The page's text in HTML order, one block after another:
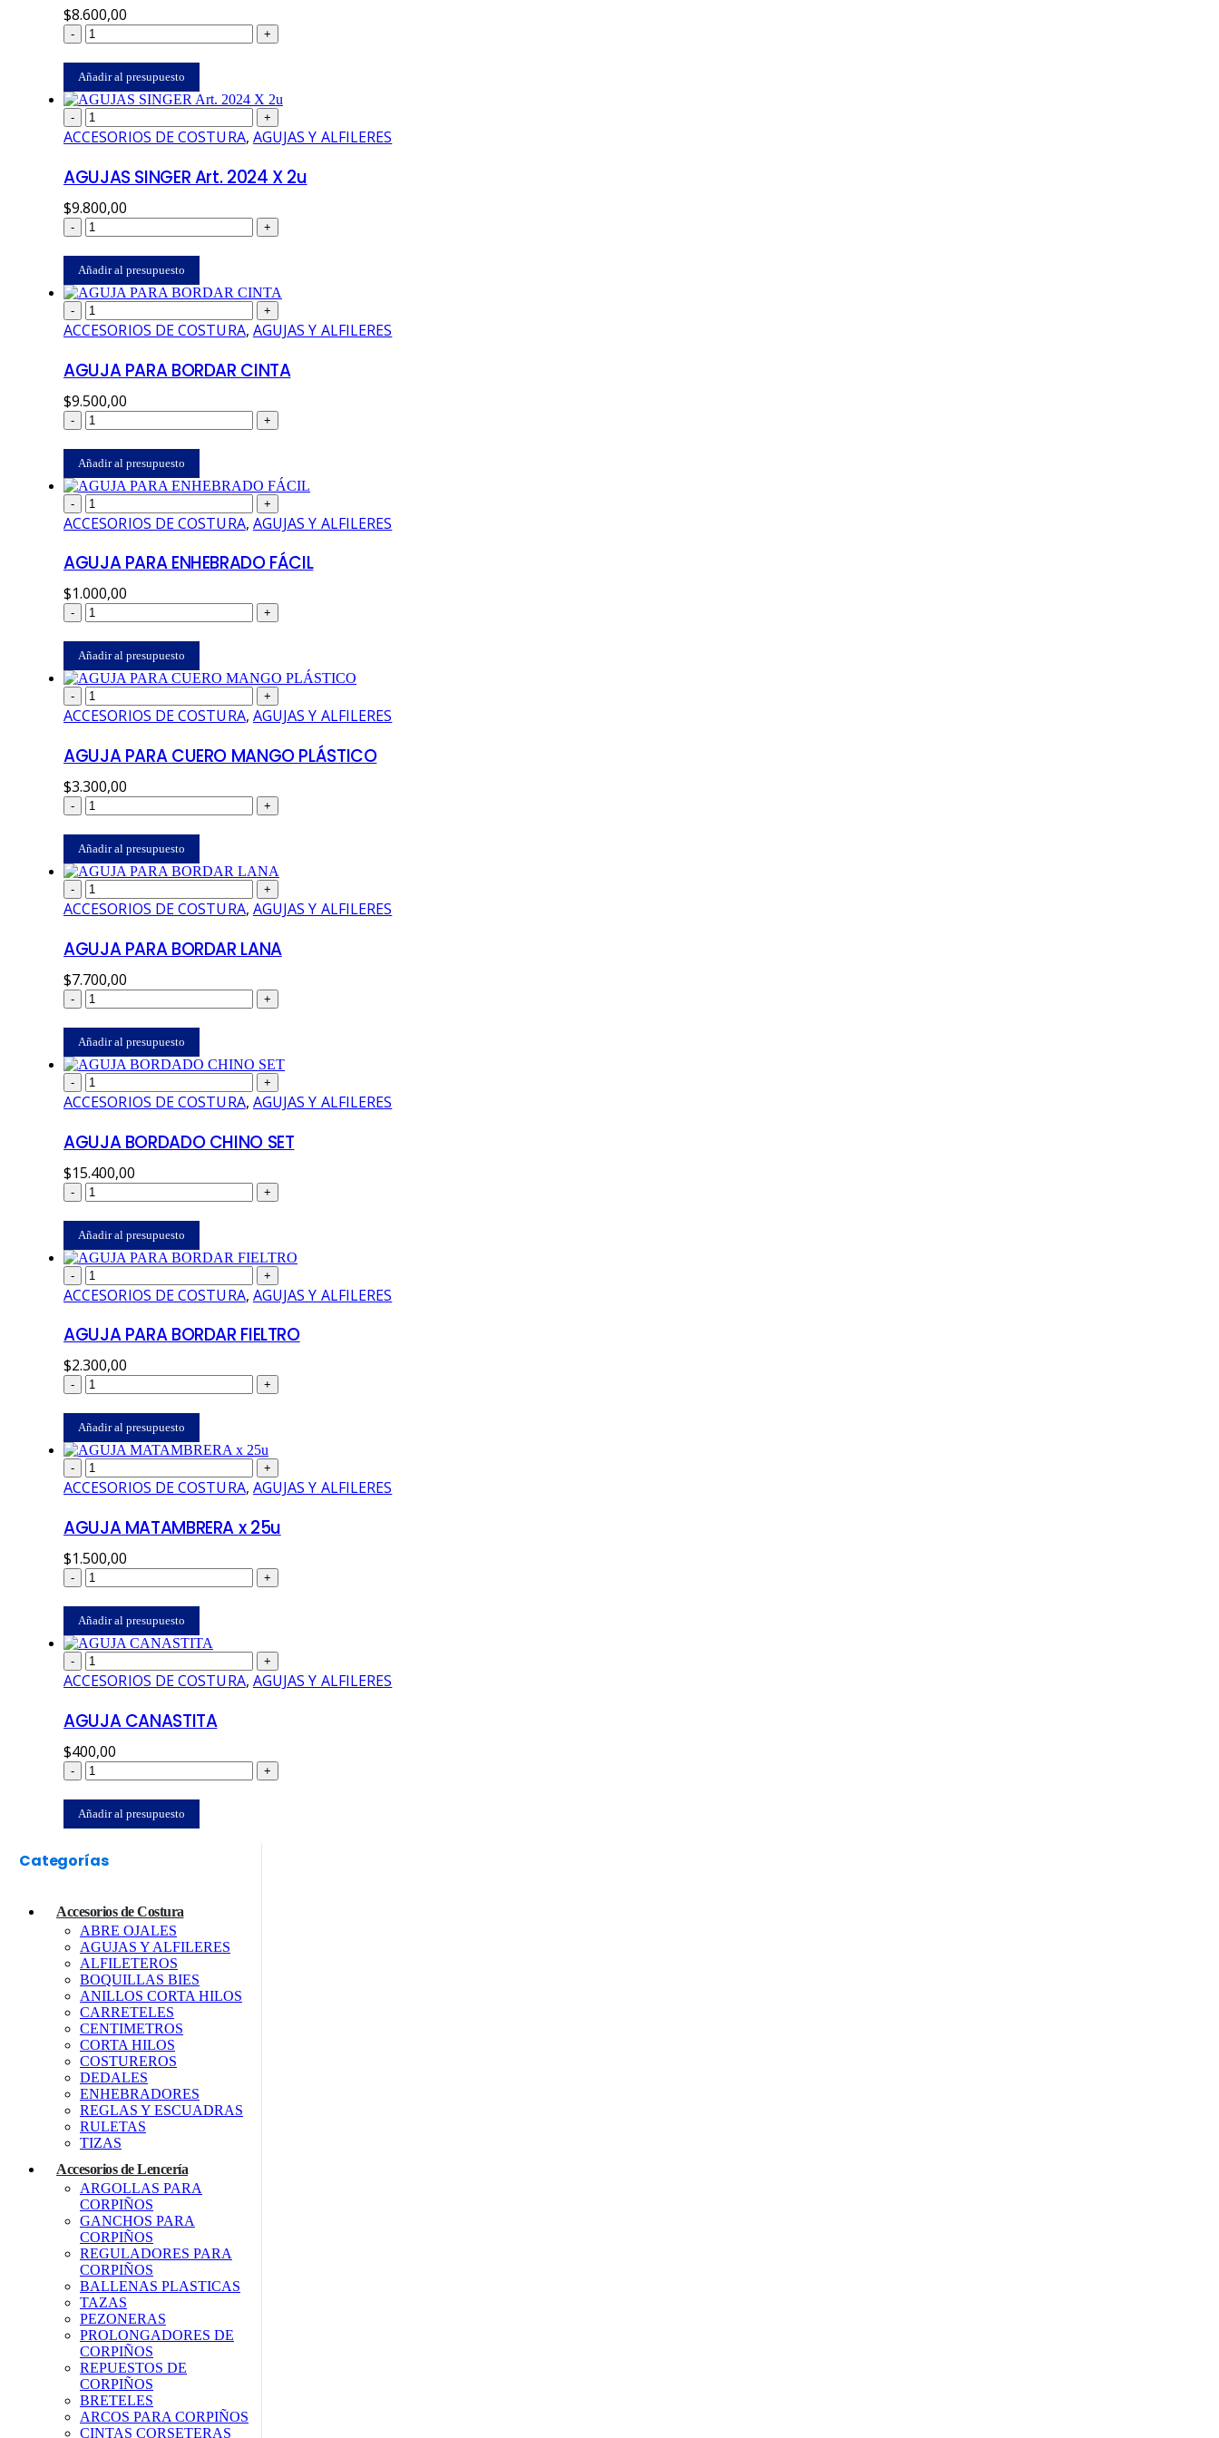
$8.600,00
- +
Añadir al presupuesto
- +
ACCESORIOS DE COSTURA, AGUJAS Y ALFILERES
AGUJAS SINGER Art. 2024 X 2u
$9.800,00
- +
Añadir al presupuesto
- +
ACCESORIOS DE COSTURA, AGUJAS Y ALFILERES
AGUJA PARA BORDAR CINTA
$9.500,00
- +
Añadir al presupuesto
- +
ACCESORIOS DE COSTURA, AGUJAS Y ALFILERES
AGUJA PARA ENHEBRADO FÁCIL
$1.000,00
- +
Añadir al presupuesto
- +
ACCESORIOS DE COSTURA, AGUJAS Y ALFILERES
AGUJA PARA CUERO MANGO PLÁSTICO
$3.300,00
- +
Añadir al presupuesto
- +
ACCESORIOS DE COSTURA, AGUJAS Y ALFILERES
AGUJA PARA BORDAR LANA
$7.700,00
- +
Añadir al presupuesto
- +
ACCESORIOS DE COSTURA, AGUJAS Y ALFILERES
AGUJA BORDADO CHINO SET
$15.400,00
- +
Añadir al presupuesto
- +
ACCESORIOS DE COSTURA, AGUJAS Y ALFILERES
AGUJA PARA BORDAR FIELTRO
$2.300,00
- +
Añadir al presupuesto
- +
ACCESORIOS DE COSTURA, AGUJAS Y ALFILERES
AGUJA MATAMBRERA x 25u
$1.500,00
- +
Añadir al presupuesto
- +
ACCESORIOS DE COSTURA, AGUJAS Y ALFILERES
AGUJA CANASTITA
$400,00
- +
Añadir al presupuesto
Categorías
Accesorios de Costura
ABRE OJALES
AGUJAS Y ALFILERES
ALFILETEROS
BOQUILLAS BIES
ANILLOS CORTA HILOS
CARRETELES
CENTIMETROS
CORTA HILOS
COSTUREROS
DEDALES
ENHEBRADORES
REGLAS Y ESCUADRAS
RULETAS
TIZAS
Accesorios de Lencería
ARGOLLAS PARA
CORPIÑOS
GANCHOS PARA
CORPIÑOS
REGULADORES PARA
CORPIÑOS
BALLENAS PLASTICAS
TAZAS
PEZONERAS
PROLONGADORES DE
CORPIÑOS
REPUESTOS DE
CORPIÑOS
BRETELES
ARCOS PARA CORPIÑOS
CINTAS CORSETERAS